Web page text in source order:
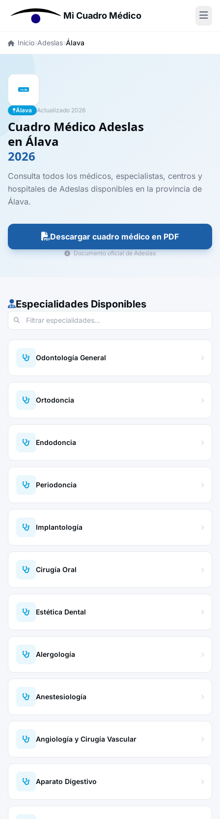
Mi Cuadro Médico
Inicio Adeslas Álava
Álava Actualizado 2026
Cuadro Médico Adeslas
en Álava
2026
Consulta todos los médicos, especialistas, centros y
hospitales de Adeslas disponibles en la provincia de
Álava.
Descargar cuadro médico en PDF
Documento oficial de Adeslas
Especialidades Disponibles
Odontología General
Ortodoncia
Endodoncia
Periodoncia
Implantología
Cirugía Oral
Estética Dental
Alergología
Anestesiología
Angiología y Cirugía Vascular
Aparato Digestivo